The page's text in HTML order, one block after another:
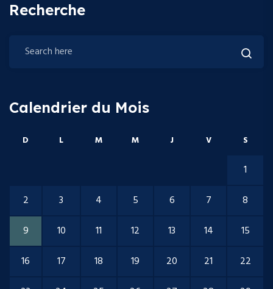
Recherche
Calendrier du Mois
D L M M J V S
1
2
3 4 5 6 7
8
9
10 11 12 13 14
15
16
17 18 19 20 21
22